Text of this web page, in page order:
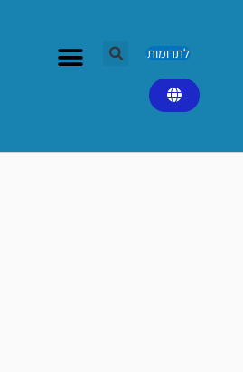
לתרומות